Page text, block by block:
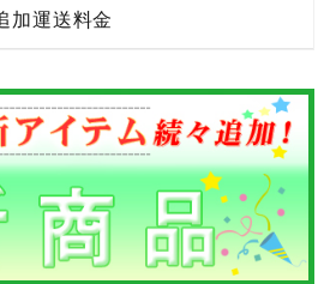
加運送料金